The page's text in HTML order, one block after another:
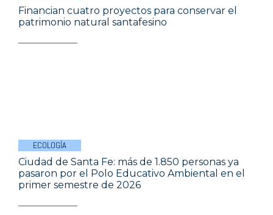
Financian cuatro proyectos para conservar el
patrimonio natural santafesino
ECOLOGÍA
Ciudad de Santa Fe: más de 1.850 personas ya
pasaron por el Polo Educativo Ambiental en el
primer semestre de 2026